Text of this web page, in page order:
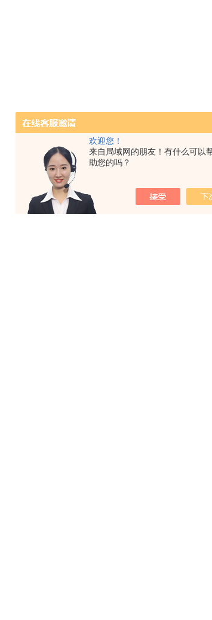
欢迎您！
来自局域网的朋友！有什么可以
助您的吗？